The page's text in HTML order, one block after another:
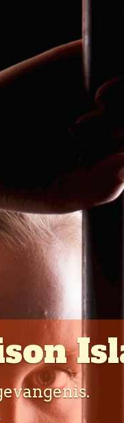
ontsnappen.